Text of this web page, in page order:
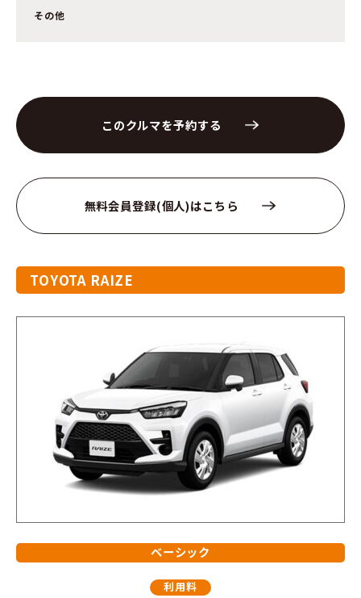
その他
このクルマを予約する
無料会員登録(個人)はこちら
TOYOTA RAIZE
ベーシック
利用料